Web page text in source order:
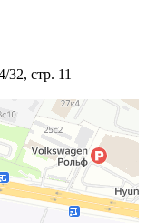
32, стр. 11